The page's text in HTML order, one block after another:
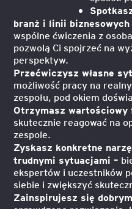
branż i linii
wspólne ćwiczenia z
pozwolą Ci spojrzeć na
perspektyw.
Przećwiczysz własne
możliwość pracy na
zespołu, pod okiem
Otrzymasz wartościowy
skutecznie reagować na
zespole.
Zyskasz konkretne
trudnymi sytuacjami –
ekspertów i uczestników
siebie i zwiększyć
Zainspirujesz się